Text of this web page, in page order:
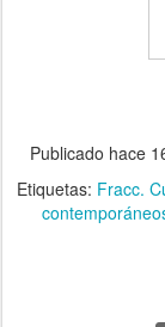
Publicado hace
Etiquetas: Fracc.